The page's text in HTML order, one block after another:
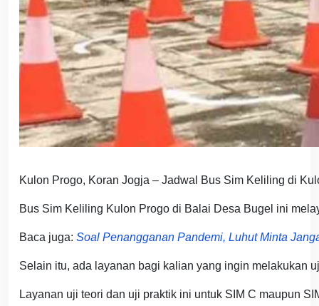
Kulon Progo, Koran Jogja – Jadwal Bus Sim Keliling di
Bus Sim Keliling Kulon Progo di Balai Desa Bugel ini
Baca juga: Soal Penangganan Pandemi, Luhut Minta
Selain itu, ada layanan bagi kalian yang ingin melakukan
Layanan uji teori dan uji praktik ini untuk SIM C maupun